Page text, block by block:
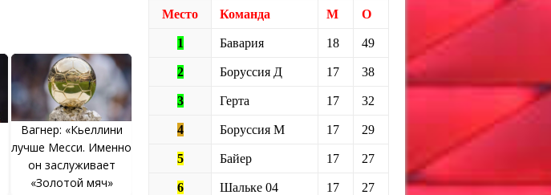
Вагнер: «Кьеллини
лучше Месси. Именно
он заслуживает
«Золотой мяч»
Место Команда М О
1 Бавария 18 49
2 Боруссия Д 17 38
3 Герта 17 32
4 Боруссия М 17 29
5 Байер 17 27
6 Шальке 04 17 27